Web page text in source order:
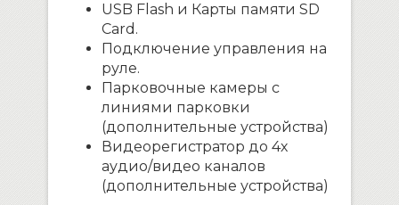
USB Flash и Карты памяти SD
Card.
Подключение управления на
руле.
Парковочные камеры с
линиями парковки
(дополнительные устройства)
Видеорегистратор до 4х
аудио/видео каналов
(дополнительные устройства)